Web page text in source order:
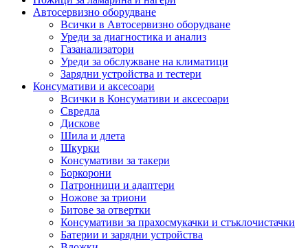
Автосервизно оборудване
Всички в Автосервизно оборудване
Уреди за диагностика и анализ
Газанализатори
Уреди за обслужване на климатици
Зарядни устройства и тестери
Консумативи и аксесоари
Всички в Консумативи и аксесоари
Свредла
Дискове
Шила и длета
Шкурки
Консумативи за такери
Боркорони
Патронници и адаптери
Ножове за триони
Битове за отвертки
Консумативи за прахосмукачки и стъклочистачки
Батерии и зарядни устройства